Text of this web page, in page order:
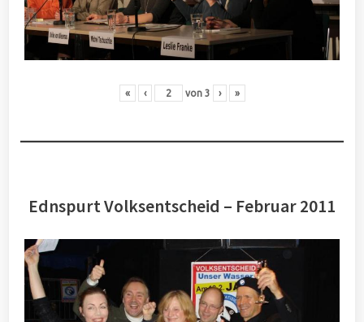
« ‹ von 3 › »
Ednspurt Volksentscheid – Februar 2011